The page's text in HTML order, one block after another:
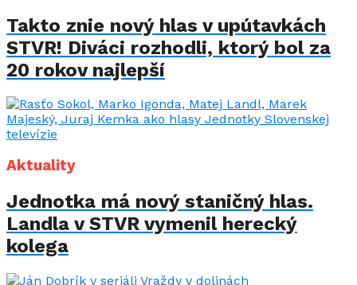
Takto znie nový hlas v upútavkách
STVR! Diváci rozhodli, ktorý bol za
20 rokov najlepší
Aktuality
Jednotka má nový staničný hlas.
Landla v STVR vymenil herecký
kolega